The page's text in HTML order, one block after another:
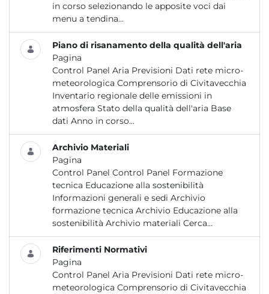
in corso selezionando le apposite voci dai
menu a tendina...
Piano di risanamento della qualità dell'aria
Pagina
Control Panel Aria Previsioni Dati rete micro-
meteorologica Comprensorio di Civitavecchia
Inventario regionale delle emissioni in
atmosfera Stato della qualità dell'aria Base
dati Anno in corso...
Archivio Materiali
Pagina
Control Panel Control Panel Formazione
tecnica Educazione alla sostenibilità
Informazioni generali e sedi Archivio
formazione tecnica Archivio Educazione alla
sostenibilità Archivio materiali Cerca...
Riferimenti Normativi
Pagina
Control Panel Aria Previsioni Dati rete micro-
meteorologica Comprensorio di Civitavecchia